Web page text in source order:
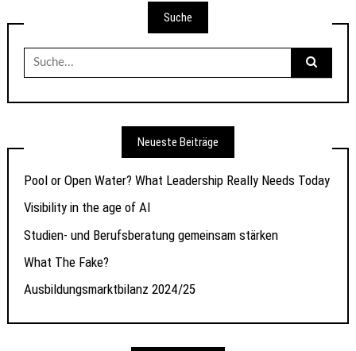
Suche
Suche
nach:
Neueste Beiträge
Pool or Open Water? What Leadership Really Needs Today
Visibility in the age of AI
Studien- und Berufsberatung gemeinsam stärken
What The Fake?
Ausbildungsmarktbilanz 2024/25